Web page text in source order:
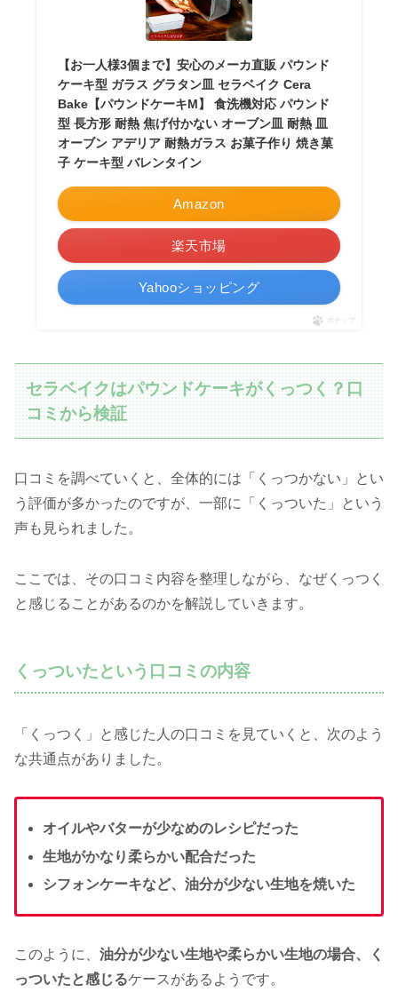
【お一人様3個まで】安心のメーカ直販 パウンド
ケーキ型 ガラス グラタン皿 セラベイク Cera
Bake【パウンドケーキM】 食洗機対応 パウンド
型 長方形 耐熱 焦げ付かない オーブン皿 耐熱 皿
オーブン アデリア 耐熱ガラス お菓子作り 焼き菓
子 ケーキ型 バレンタイン
Amazon
楽天市場
Yahooショッピング
ポチップ
セラベイクはパウンドケーキがくっつく？口
コミから検証
口コミを調べていくと、全体的には「くっつかない」とい
う評価が多かったのですが、一部に「くっついた」という
声も見られました。
ここでは、その口コミ内容を整理しながら、なぜくっつく
と感じることがあるのかを解説していきます。
くっついたという口コミの内容
「くっつく」と感じた人の口コミを見ていくと、次のよう
な共通点がありました。
オイルやバターが少なめのレシピだった
生地がかなり柔らかい配合だった
シフォンケーキなど、油分が少ない生地を焼いた
このように、 油分が少ない生地や柔らかい生地の場合、く
っついたと感じるケースがあるようです。